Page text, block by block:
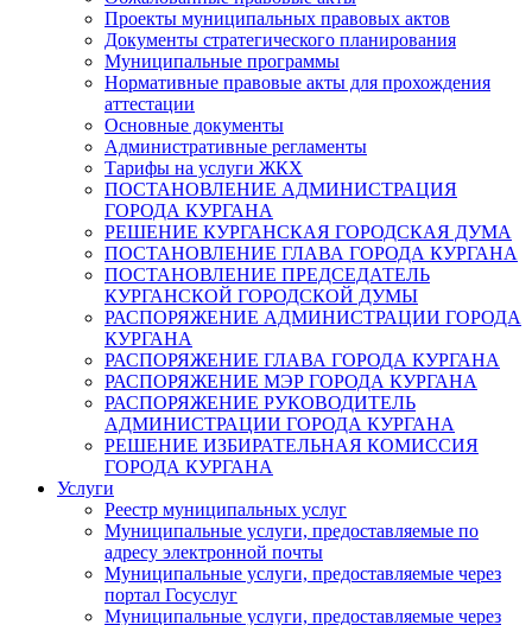
Проекты муниципальных правовых актов
Документы стратегического планирования
Муниципальные программы
Нормативные правовые акты для прохождения
аттестации
Основные документы
Административные регламенты
Тарифы на услуги ЖКХ
ПОСТАНОВЛЕНИЕ АДМИНИСТРАЦИЯ
ГОРОДА КУРГАНА
РЕШЕНИЕ КУРГАНСКАЯ ГОРОДСКАЯ ДУМА
ПОСТАНОВЛЕНИЕ ГЛАВА ГОРОДА КУРГАНА
ПОСТАНОВЛЕНИЕ ПРЕДСЕДАТЕЛЬ
КУРГАНСКОЙ ГОРОДСКОЙ ДУМЫ
РАСПОРЯЖЕНИЕ АДМИНИСТРАЦИИ ГОРОДА
КУРГАНА
РАСПОРЯЖЕНИЕ ГЛАВА ГОРОДА КУРГАНА
РАСПОРЯЖЕНИЕ МЭР ГОРОДА КУРГАНА
РАСПОРЯЖЕНИЕ РУКОВОДИТЕЛЬ
АДМИНИСТРАЦИИ ГОРОДА КУРГАНА
РЕШЕНИЕ ИЗБИРАТЕЛЬНАЯ КОМИССИЯ
ГОРОДА КУРГАНА
Услуги
Реестр муниципальных услуг
Муниципальные услуги, предоставляемые по
адресу электронной почты
Муниципальные услуги, предоставляемые через
портал Госуслуг
Муниципальные услуги, предоставляемые через